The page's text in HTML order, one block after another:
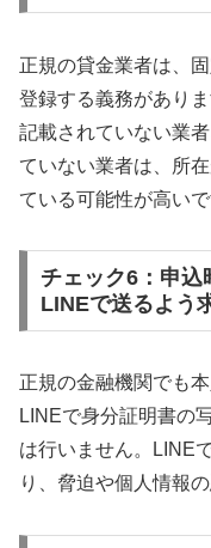
正規の貸金業者は、
登録する義務があり
記載されていない業
ていない業者は、所
ている可能性が高いで
チェック6：申込
LINEで送るよう
正規の金融機関でも
LINEで身分証明書の
は行いません。LINE
り、脅迫や個人情報